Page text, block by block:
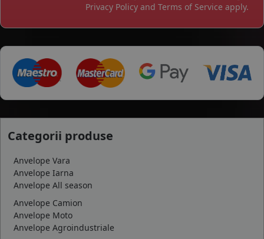
Privacy Policy and Terms of Service apply.
Categorii produse
Anvelope Vara
Anvelope Iarna
Anvelope All season
Anvelope Camion
Anvelope Moto
Anvelope Agroindustriale